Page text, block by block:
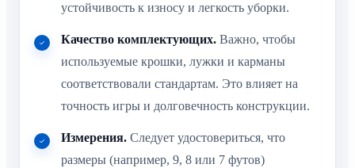
устойчивость к износу и легкость уборки.
Качество комплектующих. Важно, чтобы
используемые крошки, лужки и карманы
соответствовали стандартам. Это влияет на
точность игры и долговечность конструкции.
Измерения. Следует удостовериться, что
размеры (например, 9, 8 или 7 футов)